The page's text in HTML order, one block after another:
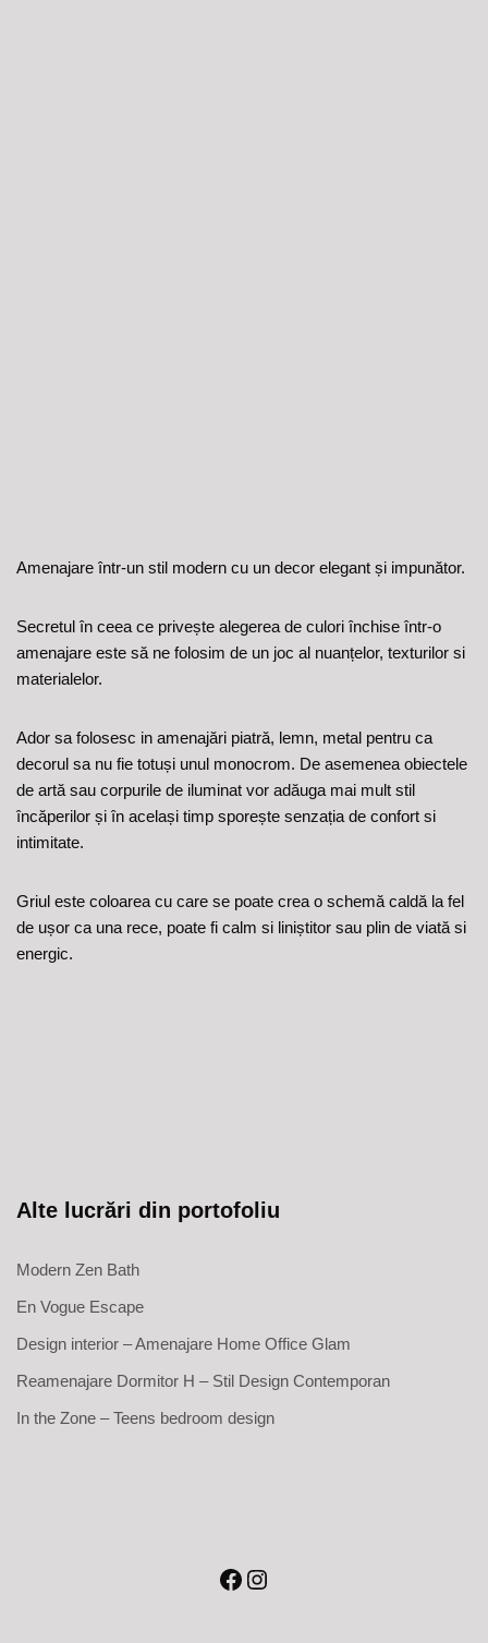
Amenajare într-un stil modern cu un decor elegant și impunător.
Secretul în ceea ce privește alegerea de culori închise într-o
amenajare este să ne folosim de un joc al nuanțelor, texturilor si
materialelor.
Ador sa folosesc in amenajări piatră, lemn, metal pentru ca
decorul sa nu fie totuși unul monocrom. De asemenea obiectele
de artă sau corpurile de iluminat vor adăuga mai mult stil
încăperilor și în același timp sporește senzația de confort si
intimitate.
Griul este coloarea cu care se poate crea o schemă caldă la fel
de ușor ca una rece, poate fi calm si liniștitor sau plin de viată si
energic.
Alte lucrări din portofoliu
Modern Zen Bath
En Vogue Escape
Design interior – Amenajare Home Office Glam
Reamenajare Dormitor H – Stil Design Contemporan
In the Zone – Teens bedroom design